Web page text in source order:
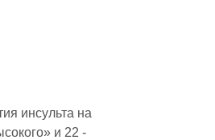
инсульта на
и 22 -